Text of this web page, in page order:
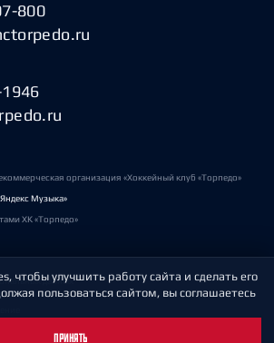
800
организация «Хоккейный клуб «Торпедо»
Музыка»
ХК «Торпедо»
данных
чтобы улучшить работу сайта и сделать его
пользоваться сайтом, вы соглашаетесь
ПРИНЯТЬ